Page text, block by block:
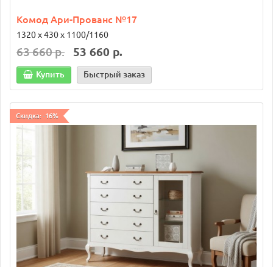
Комод Ари-Прованс №17
1320 х 430 х 1100/1160
63 660 р. 53 660 р.
Купить Быстрый заказ
Скидка: -16%